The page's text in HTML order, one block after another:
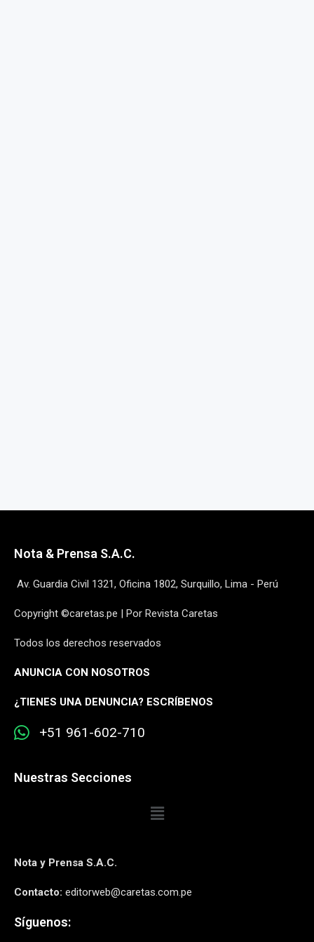
Nota & Prensa S.A.C.
Av. Guardia Civil 1321, Oficina 1802, Surquillo, Lima - Perú
Copyright ©caretas.pe | Por Revista Caretas
Todos los derechos reservados
ANUNCIA CON NOSOTROS
¿TIENES UNA DENUNCIA? ESCRÍBENOS
+51 961-602-710
Nuestras Secciones
Nota y Prensa S.A.C.
Contacto: editorweb@caretas.com.pe
Síguenos: